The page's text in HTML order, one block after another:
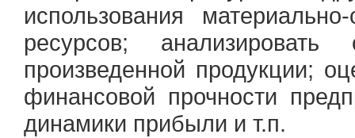
использования
ресурсов; анализировать
произведенной продукции;
финансовой прочности
динамики прибыли и т.п.